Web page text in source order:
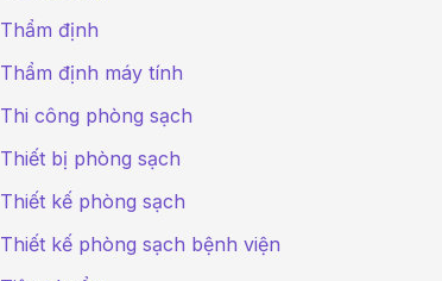
Thẩm định
Thẩm định máy tính
Thi công phòng sạch
Thiết bị phòng sạch
Thiết kế phòng sạch
Thiết kế phòng sạch bệnh viện